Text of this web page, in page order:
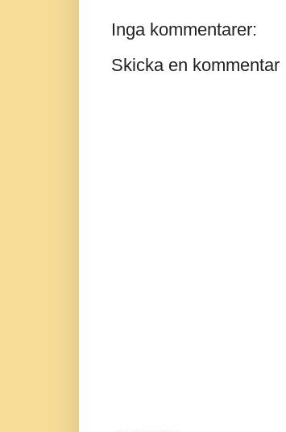
Inga kommentarer:
Skicka en kommentar